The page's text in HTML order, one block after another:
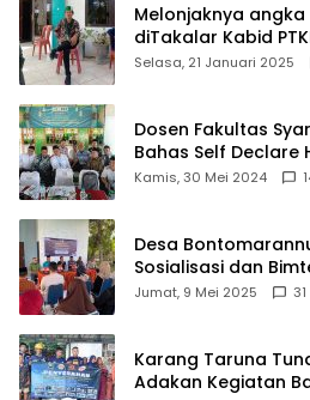
Melonjaknya angka
diTakalar Kabid
angkat bicara
Selasa, 21 Januari 2025
Dosen Fakultas
Bahas Self Declare
Ijtima Ulama MUI
Kamis, 30 Mei 2024
Desa
Sosialisasi dan
ID
Jumat, 9 Mei 2025 31
Karang Taruna
Adakan Kegiatan